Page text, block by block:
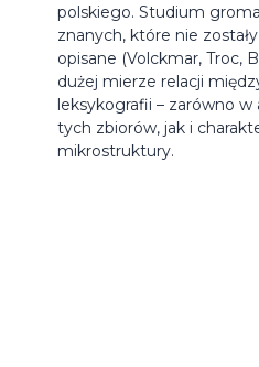
polskiego. Studium
znanych, które nie
opisane (Volckmar, Troc,
dużej mierze relacji
leksykografii – zarówno
tych zbiorów, jak i
mikrostruktury.